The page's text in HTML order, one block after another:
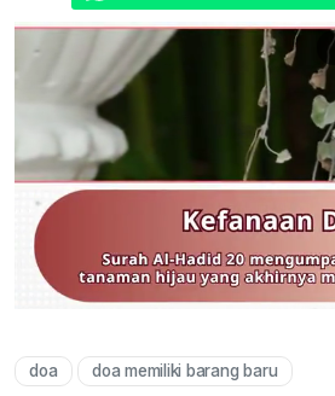
doa doa memiliki barang baru